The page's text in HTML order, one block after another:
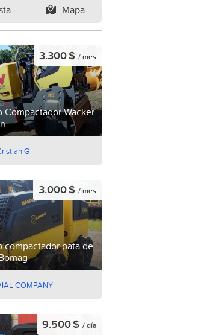
Mapa
Compactador Wacker
3.300 $ / mes
G
compactador pata de
3.000 $ / mes
COMPANY
9.500 $ / día